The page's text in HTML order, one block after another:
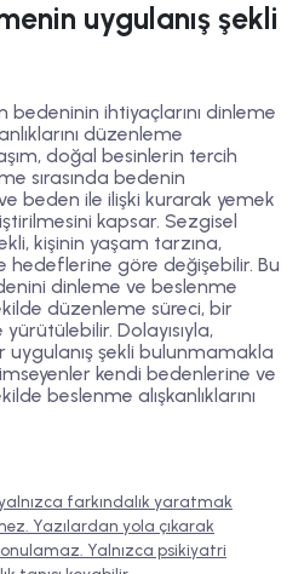
uygulanış şekli
bedeninin ihtiyaçlarını dinleme
düzenleme
doğal besinlerin tercih
sırasında bedenin
beden ile ilişki kurarak yemek
kapsar. Sezgisel
kişinin yaşam tarzına,
hedeflerine göre değişebilir. Bu
dinleme ve beslenme
düzenleme süreci, bir
Dolayısıyla,
uygulanış şekli bulunmamakla
kendi bedenlerine ve
beslenme alışkanlıklarını
farkındalık yaratmak
Yazılardan yola çıkarak
Yalnızca psikiyatri